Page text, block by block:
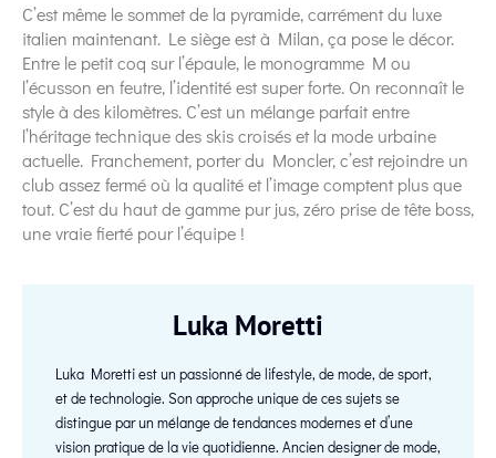
C’est même le sommet de la pyramide, carrément du luxe
italien maintenant. Le siège est à Milan, ça pose le décor.
Entre le petit coq sur l’épaule, le monogramme M ou
l’écusson en feutre, l’identité est super forte. On reconnaît le
style à des kilomètres. C’est un mélange parfait entre
l’héritage technique des skis croisés et la mode urbaine
actuelle. Franchement, porter du Moncler, c’est rejoindre un
club assez fermé où la qualité et l’image comptent plus que
tout. C’est du haut de gamme pur jus, zéro prise de tête boss,
une vraie fierté pour l’équipe !
Luka Moretti
Luka Moretti est un passionné de lifestyle, de mode, de sport,
et de technologie. Son approche unique de ces sujets se
distingue par un mélange de tendances modernes et d’une
vision pratique de la vie quotidienne. Ancien designer de mode,